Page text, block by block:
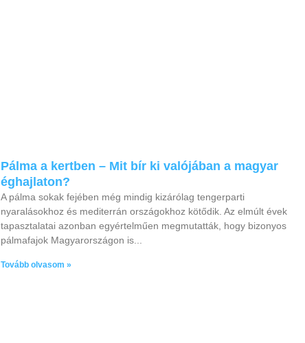
Pálma a kertben – Mit bír ki valójában a magyar
éghajlaton?
A pálma sokak fejében még mindig kizárólag tengerparti
nyaralásokhoz és mediterrán országokhoz kötődik. Az elmúlt évek
tapasztalatai azonban egyértelműen megmutatták, hogy bizonyos
pálmafajok Magyarországon is
Tovább olvasom »